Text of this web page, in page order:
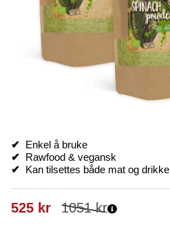
✔ Enkel å bruke
✔ Rawfood & vegansk
✔ Kan tilsettes både mat og drikke
1051kr
525 kr